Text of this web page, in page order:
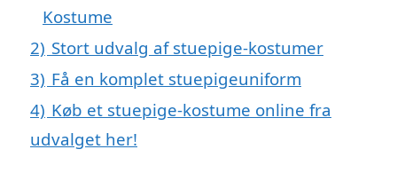
Kostume
2) Stort udvalg af stuepige-kostumer
3) Få en komplet stuepigeuniform
4) Køb et stuepige-kostume online fra
udvalget her!